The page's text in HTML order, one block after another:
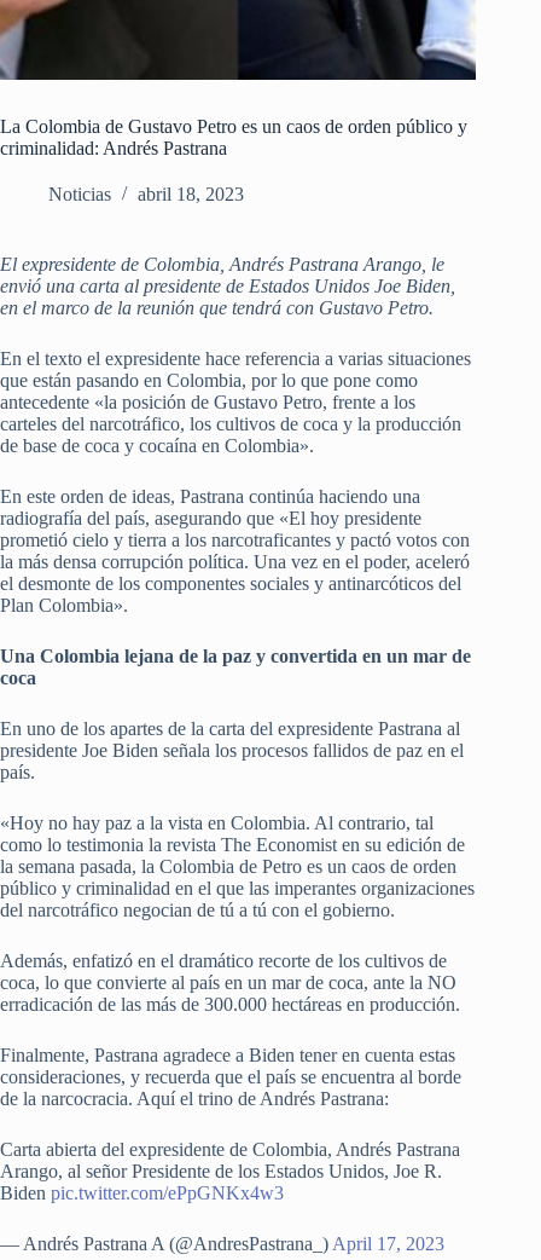
La Colombia de Gustavo Petro es un caos de orden público y
criminalidad: Andrés Pastrana
Noticias abril 18, 2023
El expresidente de Colombia, Andrés Pastrana Arango, le
envió una carta al presidente de Estados Unidos Joe Biden,
en el marco de la reunión que tendrá con Gustavo Petro.
En el texto el expresidente hace referencia a varias situaciones
que están pasando en Colombia, por lo que pone como
antecedente «la posición de Gustavo Petro, frente a los
carteles del narcotráfico, los cultivos de coca y la producción
de base de coca y cocaína en Colombia».
En este orden de ideas, Pastrana continúa haciendo una
radiografía del país, asegurando que «El hoy presidente
prometió cielo y tierra a los narcotraficantes y pactó votos con
la más densa corrupción política. Una vez en el poder, aceleró
el desmonte de los componentes sociales y antinarcóticos del
Plan Colombia».
Una Colombia lejana de la paz y convertida en un mar de
coca
En uno de los apartes de la carta del expresidente Pastrana al
presidente Joe Biden señala los procesos fallidos de paz en el
país.
«Hoy no hay paz a la vista en Colombia. Al contrario, tal
como lo testimonia la revista The Economist en su edición de
la semana pasada, la Colombia de Petro es un caos de orden
público y criminalidad en el que las imperantes organizaciones
del narcotráfico negocian de tú a tú con el gobierno.
Además, enfatizó en el dramático recorte de los cultivos de
coca, lo que convierte al país en un mar de coca, ante la NO
erradicación de las más de 300.000 hectáreas en producción.
Finalmente, Pastrana agradece a Biden tener en cuenta estas
consideraciones, y recuerda que el país se encuentra al borde
de la narcocracia. Aquí el trino de Andrés Pastrana:
Carta abierta del expresidente de Colombia, Andrés Pastrana
Arango, al señor Presidente de los Estados Unidos, Joe R.
Biden pic.twitter.com/ePpGNKx4w3
— Andrés Pastrana A (@AndresPastrana_) April 17, 2023